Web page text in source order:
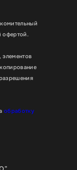
офертой.
обработку